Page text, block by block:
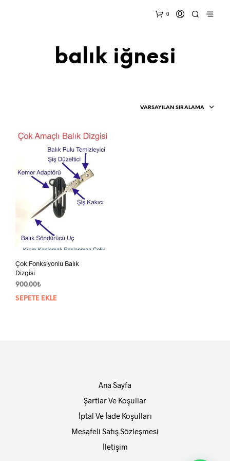
0
balık iğnesi
VARSAYILAN SIRALAMA
Çok Fonksiyonlu Balık
Dizgisi
900.00₺
SEPETE EKLE
Ana Sayfa
Şartlar Ve Koşullar
İptal Ve İade Koşulları
Mesafeli Satış Sözleşmesi
İletişim